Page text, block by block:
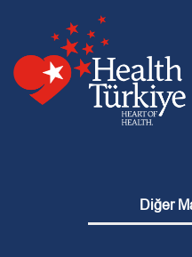
Diğer